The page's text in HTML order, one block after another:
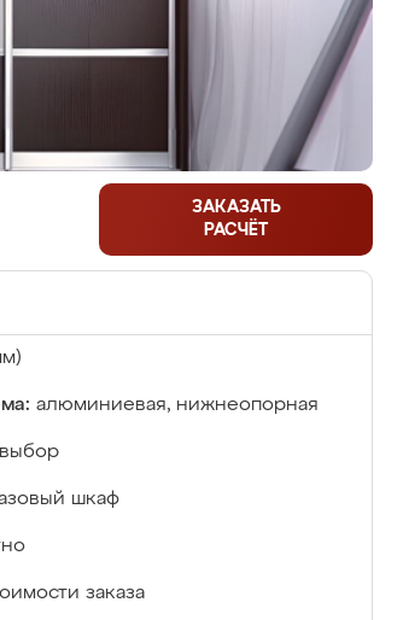
ЗАКАЗАТЬ
РАСЧЁТ
алюминиевая, нижнеопорная
шкаф
заказа